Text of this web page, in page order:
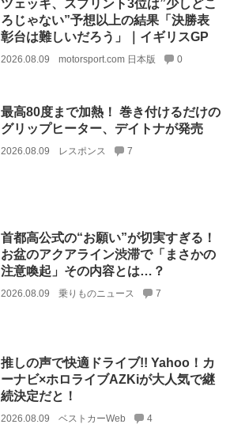
ツェッキ、スプリント3位は”少しどこ
ろじゃない”予想以上の結果「決勝表
彰台は難しいだろう」｜イギリスGP
2026.08.09 motorsport.com 日本版 0
最高80度まで加熱！ 巻き付けるだけの
グリップヒーター、デイトナが発売
2026.08.09 レスポンス 7
首都高公式の“お願い”が切実すぎる！
お盆のアクアライン渋滞で「まさかの
注意喚起」その内容とは…？
2026.08.09 乗りものニュース 7
推しの声で快適ドライブ!! Yahoo！カ
ーナビ×ホロライブAZKiが大人気で継
続決定だと！
2026.08.09 ベストカーWeb 4